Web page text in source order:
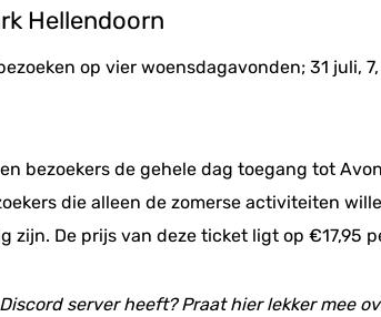
Hellendoorn
op vier woensdagavonden; 31 juli,
bezoekers de gehele dag toegang tot
die alleen de zomerse activiteiten
De prijs van deze ticket ligt op €17,95
server heeft? Praat hier lekker mee